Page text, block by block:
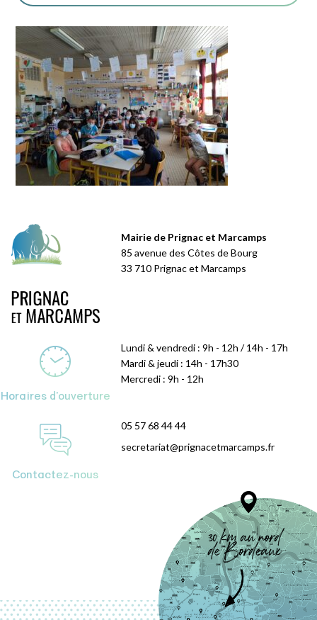
Mairie de Prignac et Marcamps
85 avenue des Côtes de Bourg
33 710 Prignac et Marcamps
Horaires d'ouverture
Lundi & vendredi : 9h - 12h / 14h - 17h
Mardi & jeudi : 14h - 17h30
Mercredi : 9h - 12h
Contactez-nous
05 57 68 44 44
secretariat@prignacetmarcamps.fr